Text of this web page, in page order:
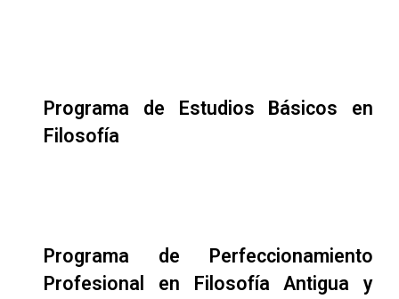
Programa de Estudios Básicos en
Filosofía
Programa de Perfeccionamiento
Profesional en Filosofía Antigua y